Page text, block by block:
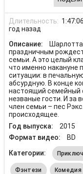
Длительность: 1:47:06
год назад
Описание:
праздничным
семьи. А это целый
что именно накануне
ситуации: в
абсурдную. В конце
настоящий семейный
незваные гости. И за
член семьи – пес
происходящее.
Год выпуска:
2015
Формат видео:
BD
Категории:
Фэнтези Комедия